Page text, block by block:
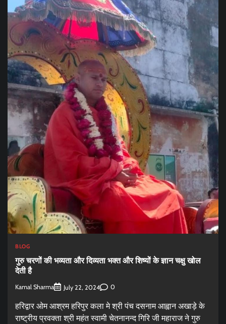
BLOG
गुरु चरणों की भव्यता और दिव्यता भक्त और शिष्यों के ज्ञान चक्षु खोल
देती है
Kamal Sharma July 22, 2024 0
हरिद्वार ओम आश्रम हरिपुर कला मे श्री पंच दसनाम आह्वान अखाड़े के
राष्ट्रीय प्रवक्ता श्री महंत स्वामी चेतनानन्द गिरि जी महाराज ने गुरु